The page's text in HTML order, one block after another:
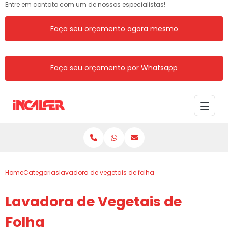
Entre em contato com um de nossos especialistas!
Faça seu orçamento agora mesmo
Faça seu orçamento por Whatsapp
HomeCategoriaslavadora de vegetais de folha
Lavadora de Vegetais de
Folha